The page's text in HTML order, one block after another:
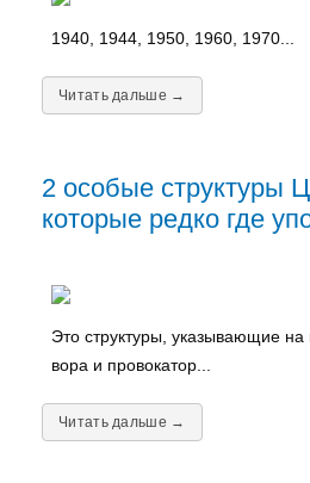
1940, 1944, 1950, 1960, 1970...
Читать дальше →
2 особые структуры
которые редко где
Это структуры, указывающие на
вора и провокатор...
Читать дальше →